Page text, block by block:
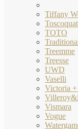
Tiffany
TOTO
Treemme
Treesse
UWD
Vaselli
Victoria
Vismara
Vogue